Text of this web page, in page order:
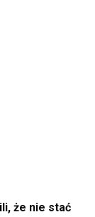
że nie stać